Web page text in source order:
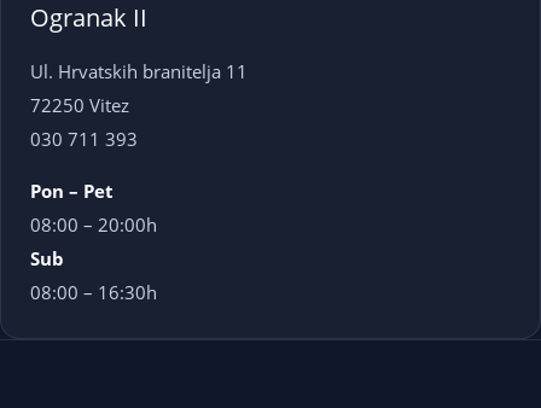
Ogranak II
Ul. Hrvatskih branitelja 11
72250 Vitez
030 711 393
Pon – Pet
08:00 – 20:00h
Sub
08:00 – 16:30h